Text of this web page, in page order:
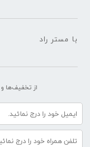
هشدار دهنده های ایمنی،
هستند.
با مستر راد
از تخفیف‌ها